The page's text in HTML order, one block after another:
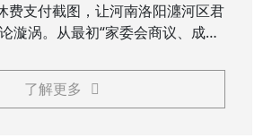
费支付截图，让河南洛阳瀍河区君
漩涡。从最初“家委会商议、成本
的争议，触碰了公众对公办教育
切，义务教育阶段，本应普惠的
了解更多